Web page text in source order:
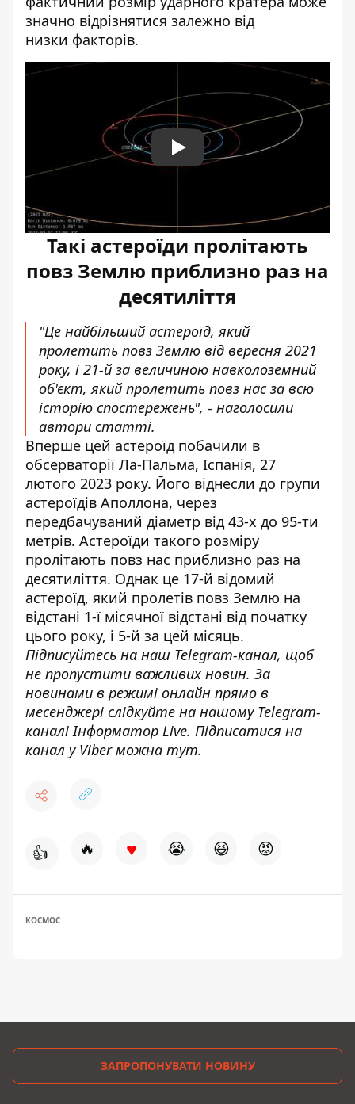
значно відрізнятися залежно від
низки факторів.
Play
Такі астероїди пролітають
повз Землю приблизно раз на
десятиліття
"Це найбільший астероїд, який
пролетить повз Землю від вересня 2021
року, і 21-й за величиною навколоземний
об'єкт, який пролетить повз нас за всю
історію спостережень", - наголосили
автори статті.
Вперше цей астероїд побачили в
обсерваторії Ла-Пальма, Іспанія, 27
лютого 2023 року. Його віднесли до групи
астероїдів Аполлона, через
передбачуваний діаметр від 43-х до 95-ти
метрів. Астероїди такого розміру
пролітають повз нас приблизно раз на
десятиліття. Однак це 17-й відомий
астероїд, який пролетів повз Землю на
відстані 1-ї місячної відстані від початку
цього року, і 5-й за цей місяць.
Підписуйтесь на наш Telegram-канал, щоб
не пропустити важливих новин. За
новинами в режимі онлайн прямо в
месенджері слідкуйте на нашому Telegram-
каналіІнформатор Live. Підписатися на
канал у Viber можна тут.
👍 🔥 ♥ 😭 😆 😡
КОСМОС
ЗАПРОПОНУВАТИ НОВИНУ